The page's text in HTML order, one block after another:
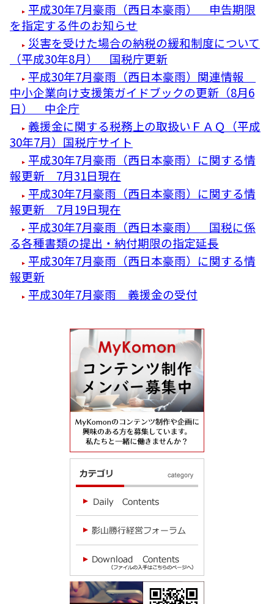
平成30年7月豪雨（西日本豪雨） 申告期限
を指定する件のお知らせ
災害を受けた場合の納税の緩和制度について
（平成30年8月） 国税庁更新
平成30年7月豪雨（西日本豪雨）関連情報
中小企業向け支援策ガイドブックの更新（8月6
日） 中企庁
義援金に関する税務上の取扱いＦＡＱ（平成
30年7月）国税庁サイト
平成30年7月豪雨（西日本豪雨）に関する情
報更新 7月31日現在
平成30年7月豪雨（西日本豪雨）に関する情
報更新 7月19日現在
平成30年7月豪雨（西日本豪雨） 国税に係
る各種書類の提出・納付期限の指定延長
平成30年7月豪雨（西日本豪雨）に関する情
報更新
平成30年7月豪雨 義援金の受付